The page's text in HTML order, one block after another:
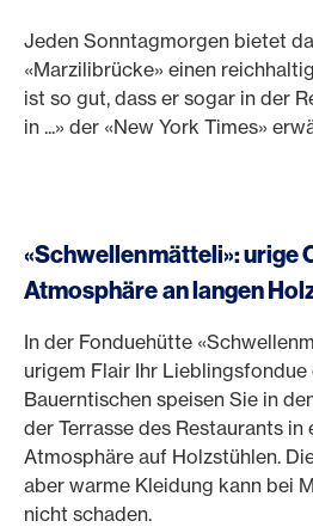
Jeden Sonntagmorgen bietet
«Marzilibrücke» einen
ist so gut, dass er sogar in der
in ...» der «New York Times»
«Schwellenmätteli»: urige
Atmosphäre an langen
In der Fonduehütte
urigem Flair Ihr Lieblingsfondue
Bauerntischen speisen Sie in
der Terrasse des Restaurants
Atmosphäre auf Holzstühlen.
aber warme Kleidung kann bei
nicht schaden.